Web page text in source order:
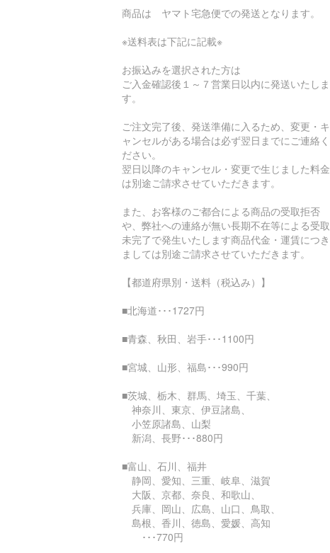
商品は ヤマト宅急便での発送となります。
※送料表は下記に記載※
お振込みを選択された方は
ご入金確認後１～７営業日以内に発送いたしま
す。
ご注文完了後、発送準備に入るため、変更・キ
ャンセルがある場合は必ず翌日までにご連絡く
ださい。
翌日以降のキャンセル・変更で生じました料金
は別途ご請求させていただきます。
また、お客様のご都合による商品の受取拒否
や、弊社への連絡が無い長期不在等による受取
未完了で発生いたします商品代金・運賃につき
ましては別途ご請求させていただきます。
【都道府県別・送料（税込み）】
■北海道･･･1727円
■青森、秋田、岩手･･･1100円
■宮城、山形、福島･･･990円
■茨城、栃木、群馬、埼玉、千葉、
神奈川、東京、伊豆諸島、
小笠原諸島、山梨
新潟、長野･･･880円
■富山、石川、福井
静岡、愛知、三重、岐阜、滋賀
大阪、京都、奈良、和歌山、
兵庫、岡山、広島、山口、鳥取、
島根、香川、徳島、愛媛、高知
･･･770円